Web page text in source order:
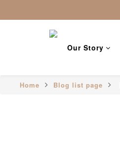
Our Story
Home Blog list page